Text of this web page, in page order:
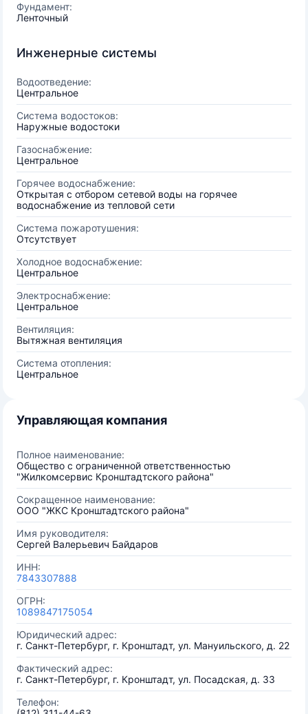
Фундамент:
Ленточный
Инженерные системы
Водоотведение:
Центральное
Система водостоков:
Наружные водостоки
Газоснабжение:
Центральное
Горячее водоснабжение:
Открытая с отбором сетевой воды на горячее
водоснабжение из тепловой сети
Система пожаротушения:
Отсутствует
Холодное водоснабжение:
Центральное
Электроснабжение:
Центральное
Вентиляция:
Вытяжная вентиляция
Система отопления:
Центральное
Управляющая компания
Полное наименование:
Общество с ограниченной ответственностью
"Жилкомсервис Кронштадтского района"
Сокращенное наименование:
ООО "ЖКС Кронштадтского района"
Имя руководителя:
Сергей Валерьевич Байдаров
ИНН:
7843307888
ОГРН:
1089847175054
Юридический адрес:
г. Санкт-Петербург, г. Кронштадт, ул. Мануильского, д. 22
Фактический адрес:
г. Санкт-Петербург, г. Кронштадт, ул. Посадская, д. 33
Телефон: